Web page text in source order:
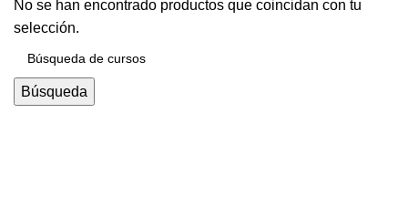
No se han encontrado productos que coincidan con tu
selección.
Búsqueda